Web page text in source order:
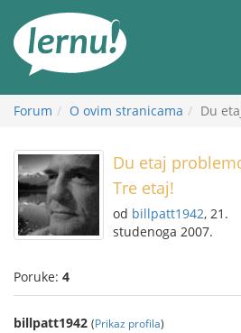
Forum O ovim stranicama Du
Du etaj
Tre etaj!
od billpatt1942, 21.
studenoga 2007.
Poruke: 4
billpatt1942 (Prikaz profila)